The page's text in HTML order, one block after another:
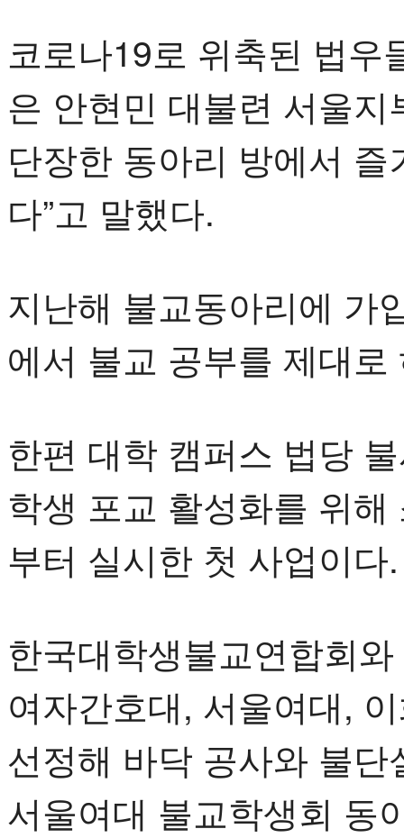
코로나19로 위축된 법우
은 안현민 대불련 서울
단장한 동아리 방에서
다”고 말했다.
지난해 불교동아리에 가
에서 불교 공부를 제대로
한편 대학 캠퍼스 법당
학생 포교 활성화를 위
부터 실시한 첫 사업이다.
한국대학생불교연합회
여자간호대, 서울여대,
선정해 바닥 공사와 불
서울여대 불교학생회 동